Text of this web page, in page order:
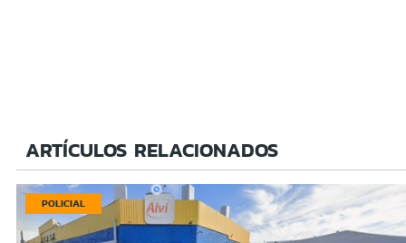
ARTÍCULOS RELACIONADOS
POLICIAL